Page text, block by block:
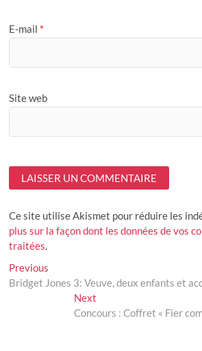
E-mail *
Site web
Ce site utilise Akismet pour réduire les
plus sur la façon dont les données de vos
traitées.
Navigation
de
Previous
post:
Bridget Jones 3: Veuve, deux enfants et
NextNext
post:
Concours : Coffret « Fier